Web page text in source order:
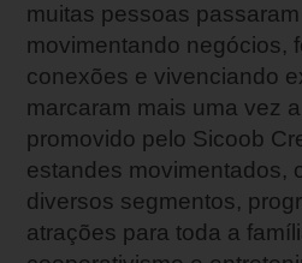
muitas pessoas
movimentando negócios,
conexões e vivenciando
marcaram mais uma vez
promovido pelo Sicoob
estandes movimentados,
diversos segmentos,
atrações para toda a